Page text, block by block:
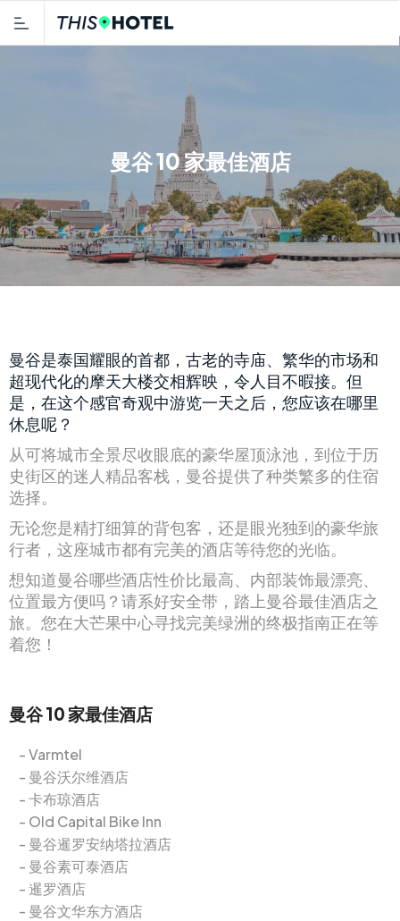
曼谷 10 家最佳酒店
曼谷是泰国耀眼的首都，古老的寺庙、繁华的市场和
超现代化的摩天大楼交相辉映，令人目不暇接。但
是，在这个感官奇观中游览一天之后，您应该在哪里
休息呢？
从可将城市全景尽收眼底的豪华屋顶泳池，到位于历
史街区的迷人精品客栈，曼谷提供了种类繁多的住宿
选择。
无论您是精打细算的背包客，还是眼光独到的豪华旅
行者，这座城市都有完美的酒店等待您的光临。
想知道曼谷哪些酒店性价比最高、内部装饰最漂亮、
位置最方便吗？请系好安全带，踏上曼谷最佳酒店之
旅。您在大芒果中心寻找完美绿洲的终极指南正在等
着您！
曼谷 10 家最佳酒店
Varmtel
曼谷沃尔维酒店
卡布琼酒店
Old Capital Bike Inn
曼谷暹罗安纳塔拉酒店
曼谷素可泰酒店
暹罗酒店
曼谷文华东方酒店